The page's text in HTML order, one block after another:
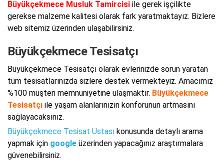
Büyükçekmece Musluk Tamircisi ile gerek işçilikte
gerekse malzeme kalitesi olarak fark yaratmaktayız. Bizlere
web sitemiz üzerinden ulaşabilirsiniz.
Büyükçekmece Tesisatçı
Büyükçekmece Tesisatçı olarak evlerinizde sorun yaratan
tüm tesisatlarınızda sizlere destek vermekteyiz. Amacımız
%100 müşteri memnuniyetine ulaşmaktır. Büyükçekmece
Tesisatçı ile yaşam alanlarınızın konforunun artmasını
sağlayacaksınız.
Büyükçekmece Tesisat Ustası konusunda detaylı arama
yapmak için google üzerinden yapacağınız araştırmalara
güvenebilirsiniz.